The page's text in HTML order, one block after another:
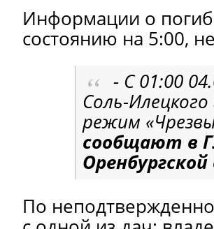
Информации о
состоянию на 5:00,
- С 01:00
Соль-
режим
сообщают в
По